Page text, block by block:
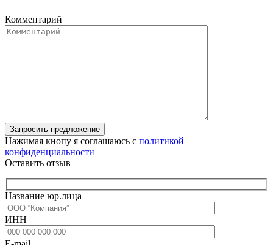
Комментарий
Запросить предложение
Нажимая кнопу я соглашаюсь с политикой
конфиденциальности
Оставить отзыв
Название юр.лица
ИНН